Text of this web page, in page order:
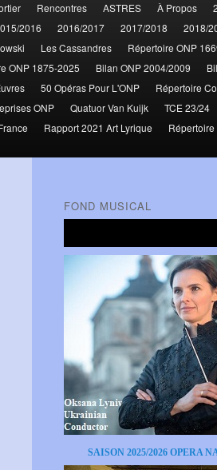
Rencontres ASTRES À Propos
2016 2016/2017 2017/2018 2018/
Les Cassandres
Répertoire ONP
ONP 1875-2025 Bilan ONP 2004/2009
50 Opéras Pour L'ONP
Répertoire
ONP Quatuor Van Kuijk TCE 23/24
Rapport 2021 Art Lyrique
FOND MUSICAL
SAISON 2025/2026 OPERA